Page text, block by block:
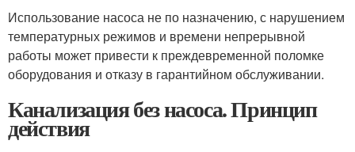
Использование насоса не по назначению, с нарушением
температурных режимов и времени непрерывной
работы может привести к преждевременной поломке
оборудования и отказу в гарантийном обслуживании.
Канализация без насоса. Принцип
действия